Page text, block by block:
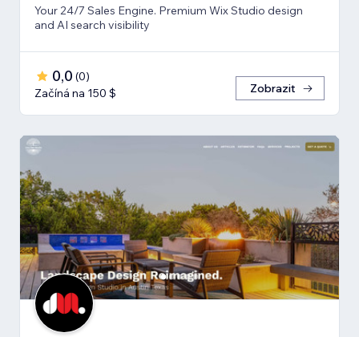
Your 24/7 Sales Engine. Premium Wix Studio design
and AI search visibility
0,0 (0)
Začíná na 150 $
Zobrazit